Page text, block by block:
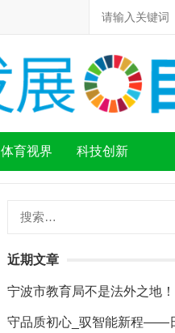
体育视界 科技创新
近期文章
宁波市教育局不是法外之地！
守品质初心_驭智能新程——